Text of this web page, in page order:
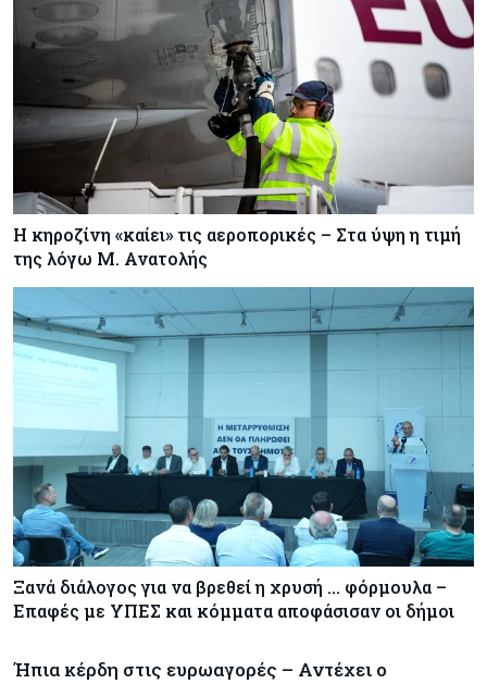
Η κηροζίνη «καίει» τις αεροπορικές – Στα ύψη η τιμή
της λόγω Μ. Ανατολής
Ξανά διάλογος για να βρεθεί η χρυσή … φόρμουλα –
Επαφές με ΥΠΕΣ και κόμματα αποφάσισαν οι δήμοι
Ήπια κέρδη στις ευρωαγορές – Αντέχει ο